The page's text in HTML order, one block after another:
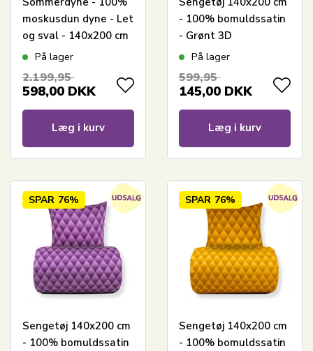
moskusdun dyne - Let
og sval - 140x200 cm
- Nordstrand Home
På lager
2.199,95
598,00 DKK
Læg i kurv
- 100% bomuldssatin
- Grønt 3D
harlekinmønster
På lager
599,95
145,00 DKK
Læg i kurv
SPAR 76%
Sengetøj 140x200 cm
- 100% bomuldssatin
SPAR 76%
Sengetøj 140x200 cm
- 100% bomuldssatin